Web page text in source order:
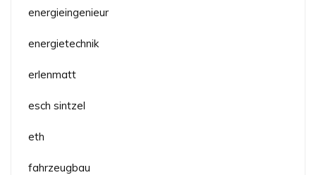
energieingenieur
energietechnik
erlenmatt
esch sintzel
eth
fahrzeugbau